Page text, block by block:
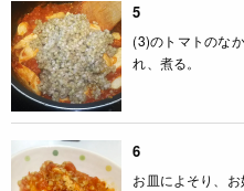
5
(3)のトマトのな
れ、煮る。
6
お皿によそり、